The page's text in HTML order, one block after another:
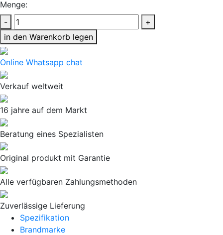
Menge:
-
+
in den Warenkorb legen
Online Whatsapp chat
Verkauf weltweit
16 jahre auf dem Markt
Beratung eines Spezialisten
Original produkt mit Garantie
Alle verfügbaren Zahlungsmethoden
Zuverlässige Lieferung
Spezifikation
Brandmarke